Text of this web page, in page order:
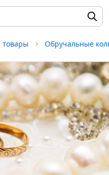
товары Обручальные